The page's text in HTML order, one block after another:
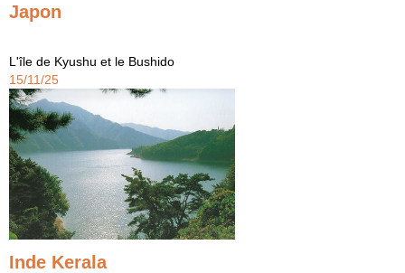
Japon
L'île de Kyushu et le Bushido
15/11/25
Inde Kerala